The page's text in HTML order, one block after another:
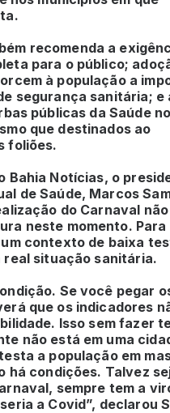
recomenda a
para o público;
à população a
segurança sanitária; e
públicas da Saúde
que destinados ao
foliões.
Bahia Notícias, o
de Saúde, Marcos
do Carnaval
neste momento. Para
contexto de baixa
real situação sanitária.
Se você pegar
que os indicadores
Isso sem fazer
não está em uma
a população em
há condições. Talvez
sempre tem a
a Covid”, declarou